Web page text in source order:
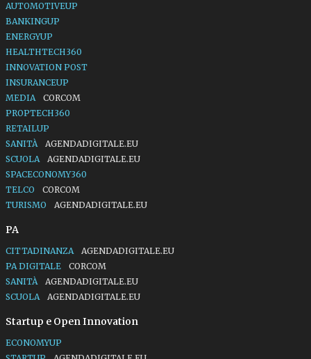
AUTOMOTIVEUP
BANKINGUP
ENERGYUP
HEALTHTECH360
INNOVATION POST
INSURANCEUP
MEDIA
CORCOM
PROPTECH360
RETAILUP
SANITÀ
AGENDADIGITALE.EU
SCUOLA
AGENDADIGITALE.EU
SPACECONOMY360
TELCO
CORCOM
TURISMO
AGENDADIGITALE.EU
PA
CITTADINANZA
AGENDADIGITALE.EU
PA DIGITALE
CORCOM
SANITÀ
AGENDADIGITALE.EU
SCUOLA
AGENDADIGITALE.EU
Startup e Open Innovation
ECONOMYUP